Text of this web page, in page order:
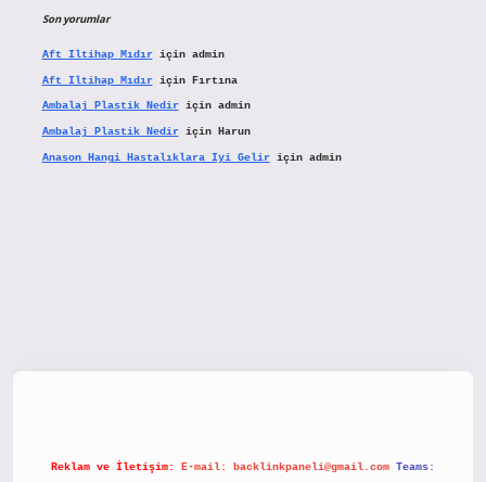
Son yorumlar
Aft Iltihap Mıdıriçin admin
Aft Iltihap Mıdıriçin Fırtına
Ambalaj Plastik Nediriçin admin
Ambalaj Plastik Nediriçin Harun
Anason Hangi Hastalıklara Iyi Geliriçin admin
Reklam ve İletişim: E-mail: backlinkpaneli@gmail.com Teams: